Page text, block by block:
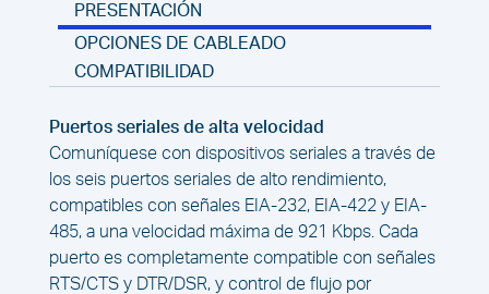
PRESENTACIÓN
OPCIONES DE CABLEADO
COMPATIBILIDAD
Puertos seriales de alta velocidad
Comuníquese con dispositivos seriales a través de
los seis puertos seriales de alto rendimiento,
compatibles con señales EIA-232, EIA-422 y EIA-
485, a una velocidad máxima de 921 Kbps. Cada
puerto es completamente compatible con señales
RTS/CTS y DTR/DSR, y control de flujo por